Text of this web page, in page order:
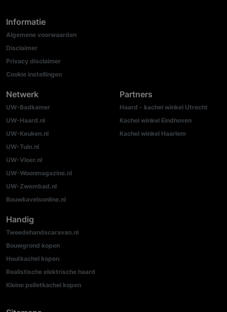
Informatie
Algemene voorwaarden
Disclaimer
Privacy disclaimer
Cookie instellingen
Netwerk
UW-Badkamer
UW-Haard.nl
UW-Keuken.nl
UW-Tuin.nl
UW-Vloer.nl
UW-Woonmagazine.nl
UW-Zwembad.nl
Bouwkavelsonline.nl
Partners
Haard - kachel winkel Utrecht
Kachel winkel Eindhoven
Kachel winkel Haarlem
Handig
Tweedehandscaravan.nl
Bouwgrond kopen
Houtkachel kopen
Realistische elektrische haard
Kleine pelletkachel kopen